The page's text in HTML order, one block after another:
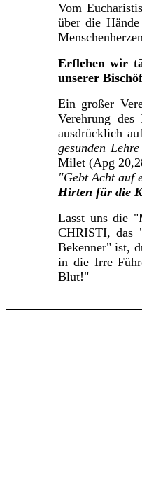
Vom
über die
Erflehen wir
unserer
Ein großer
Verehrung
ausdrücklich
gesunden
Milet (Apg
"Gebt Acht auf
Hirten für die
Lasst uns die
CHRISTI, das
Bekenner" ist,
in die Irre
Blut!"